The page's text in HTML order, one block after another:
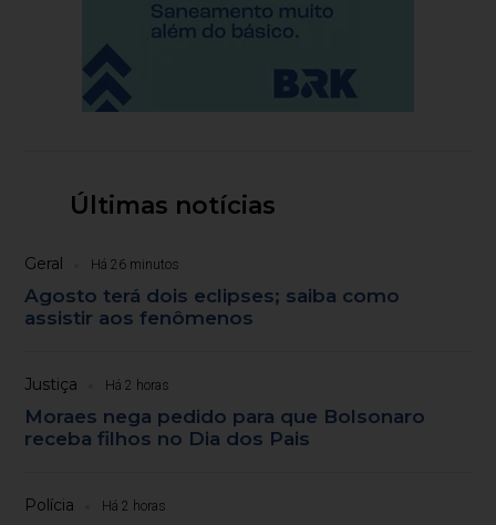
Últimas notícias
Geral Há 26 minutos
Agosto terá dois eclipses; saiba como
assistir aos fenômenos
Justiça Há 2 horas
Moraes nega pedido para que Bolsonaro
receba filhos no Dia dos Pais
Polícia Há 2 horas